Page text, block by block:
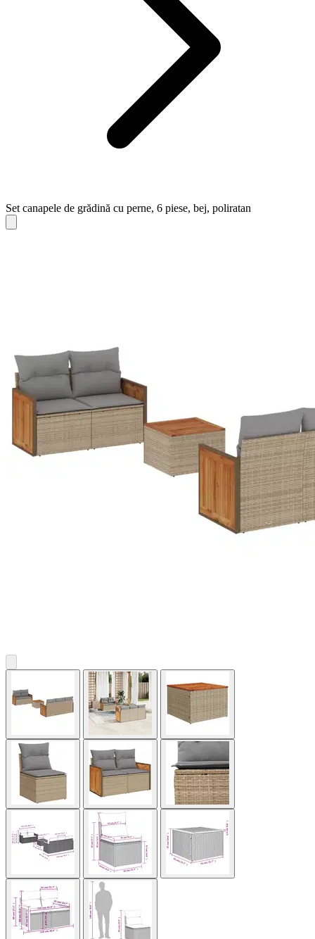
Set canapele de grădină cu perne, 6 piese, bej, poliratan